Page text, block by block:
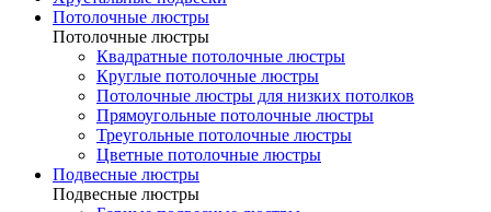
Потолочные люстры
Потолочные люстры
Квадратные потолочные люстры
Круглые потолочные люстры
Потолочные люстры для низких потолков
Прямоугольные потолочные люстры
Треугольные потолочные люстры
Цветные потолочные люстры
Подвесные люстры
Подвесные люстры